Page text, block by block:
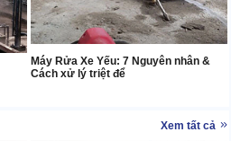
Máy Rửa Xe Yếu: 7 Nguyên nhân &
Cách xử lý triệt để
Xem tất cả